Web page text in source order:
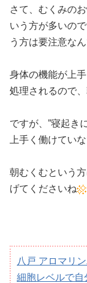
さて、むくみの
いう方が多いの
う方は要注意な
身体の機能が上
処理されるので
ですが、”寝起き
上手く働けてい
朝むくむという
げてくださいね
八戸 アロマリ
細胞レベルで自